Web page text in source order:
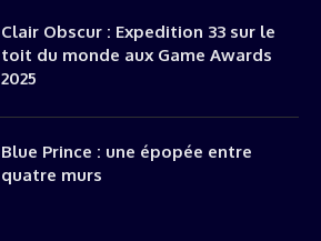
Clair Obscur : Expedition 33 sur le
toit du monde aux Game Awards
2025
Blue Prince : une épopée entre
quatre murs